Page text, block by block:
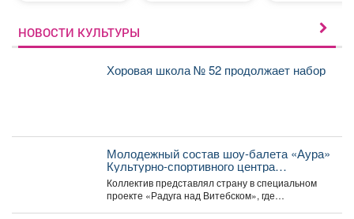
НОВОСТИ КУЛЬТУРЫ
Хоровая школа № 52 продолжает набор
Молодежный состав шоу-балета «Аура»
Культурно-спортивного центра
металлургов победил в международном
конкурсе «Славянский базар» в
Витебске.
Коллектив представлял страну в специальном
проекте «Радуга над Витебском», где